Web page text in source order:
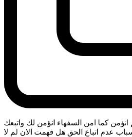
انؤمن كما امن السفهاء انؤمن لك واتبعك
عدم اتباع الحق هل فهمت الان لم لا